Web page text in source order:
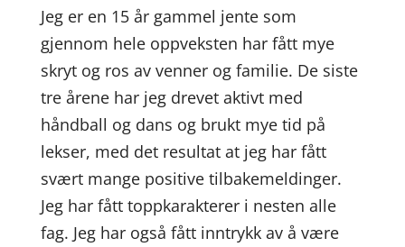
Jeg er en 15 år gammel jente som
gjennom hele oppveksten har fått mye
skryt og ros av venner og familie. De siste
tre årene har jeg drevet aktivt med
håndball og dans og brukt mye tid på
lekser, med det resultat at jeg har fått
svært mange positive tilbakemeldinger.
Jeg har fått toppkarakterer i nesten alle
fag. Jeg har også fått inntrykk av å være